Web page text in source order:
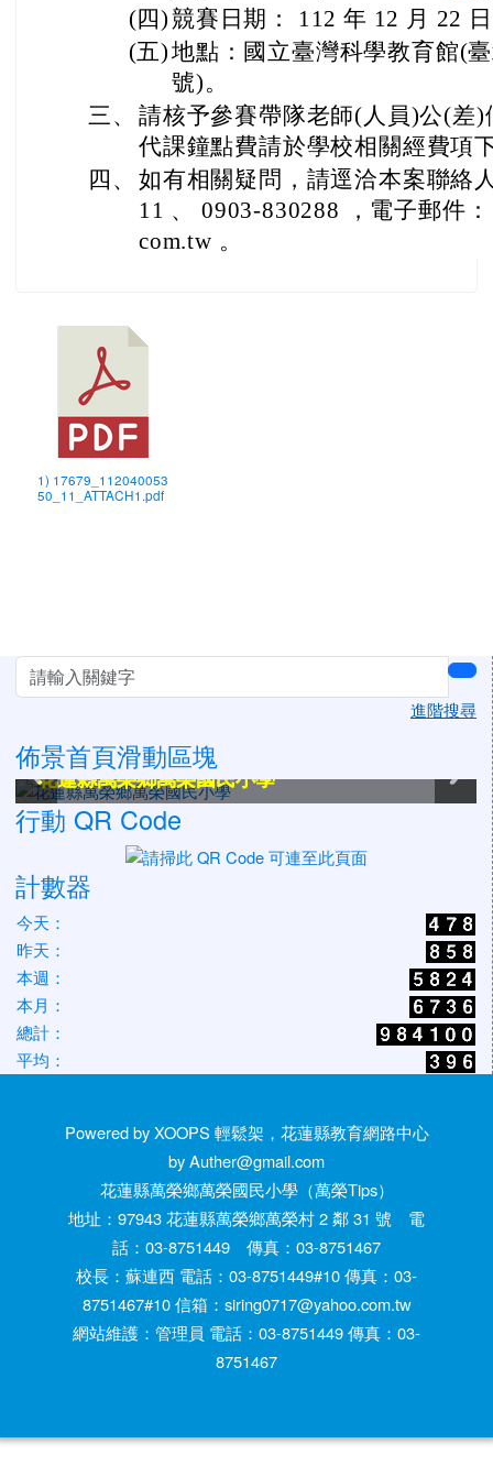
(四)競賽日期： 112 年 12 月 22
(五)地點：國立臺灣科學教育館(
號)。
三、 請核予參賽帶隊老師(人員)公(差
代課鐘點費請於學校相關經費項
四、 如有相關疑問，請逕洽本案聯絡
11 、 0903-830288 ，電子郵件
com.tw 。
1) 17679_112040053
50_11_ATTACH1.pdf
左邊區域內容
進階搜尋
佈景首頁滑動區塊
花蓮縣萬榮鄉萬榮國民小學
花蓮縣萬榮鄉萬榮國民小學
花蓮縣萬榮鄉萬榮國民小學
花蓮縣萬榮鄉萬榮國民小學
花蓮縣萬榮鄉萬榮國民小學
花蓮縣萬榮鄉萬榮國民小學
行動 QR Code
計數器
今天：
昨天：
本週：
本月：
總計：
平均：
Powered by XOOPS 輕鬆架，花蓮縣教育網路中心
by Auther@gmail.com
花蓮縣萬榮鄉萬榮國民小學（萬榮Tips）
地址：97943 花蓮縣萬榮鄉萬榮村 2 鄰 31 號 電
話：03-8751449 傳真：03-8751467
校長：蘇連西 電話：03-8751449#10 傳真：03-
8751467#10 信箱：siring0717@yahoo.com.tw
網站維護：管理員 電話：03-8751449 傳真：03-
8751467